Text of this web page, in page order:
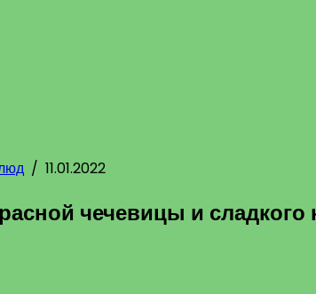
/ 11.01.2022
чечевицы и сладкого